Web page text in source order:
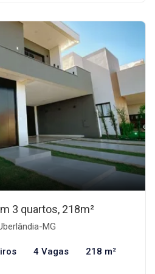
3 quartos, 218m²
MG
4 Vagas 218 m²